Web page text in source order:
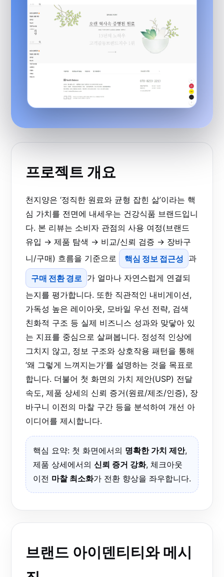
프로젝트 개요
천지양은 ‘정직한 원료와 균형 잡힌 삶’이라는 핵
심 가치를 전면에 내세우는 건강식품 브랜드입니
다. 본 리뷰는 소비자 관점의 사용 여정(브랜드
유입 → 제품 탐색 → 비교/신뢰 검증 → 장바구
니/구매) 흐름을 기준으로
핵심 정보 접근성 과
구매 전환 경로 가 얼마나 자연스럽게 연결되
는지를 평가합니다. 또한 직관적인 내비게이션,
가독성 높은 레이아웃, 모바일 우선 전략, 검색
친화적 구조 등 실제 비즈니스 성과와 맞닿아 있
는 지표를 중심으로 살펴봅니다. 정성적 인상에
그치지 않고, 정보 구조와 상호작용 패턴을 통해
‘왜 그렇게 느껴지는가’를 설명하는 것을 목표로
합니다. 더불어 첫 화면의 가치 제안(USP) 전달
속도, 제품 상세의 신뢰 증거(원료/제조/인증), 장
바구니 이전의 마찰 구간 등을 분석하여 개선 아
이디어를 제시합니다.
핵심 요약: 첫 화면에서의 명확한 가치 제안,
제품 상세에서의 신뢰 증거 강화, 체크아웃
이전 마찰 최소화가 전환 향상을 좌우합니다.
브랜드 아이덴티티와 메시